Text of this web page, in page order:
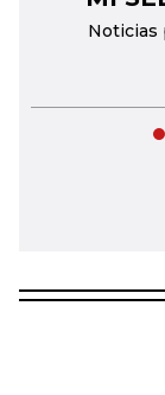
Noticias